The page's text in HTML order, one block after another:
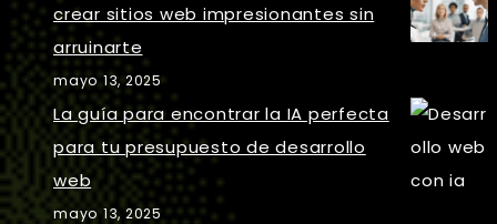
crear sitios web impresionantes sin
arruinarte
mayo 13, 2025
La guía para encontrar la IA perfecta
para tu presupuesto de desarrollo
web
mayo 13, 2025